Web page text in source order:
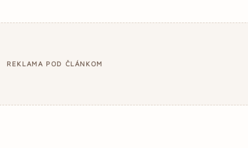
REKLAMA POD ČLÁNKOM